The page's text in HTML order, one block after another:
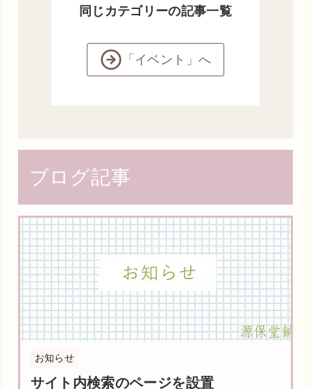
同じカテゴリーの記事一覧
「イベント」へ
ブログ記事
お知らせ
サイト内検索のページを設置